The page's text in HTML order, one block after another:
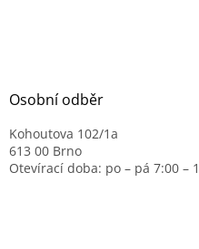
Osobní odběr
Kohoutova 102/1a
613 00 Brno
Otevírací doba: po – pá 7:00 –